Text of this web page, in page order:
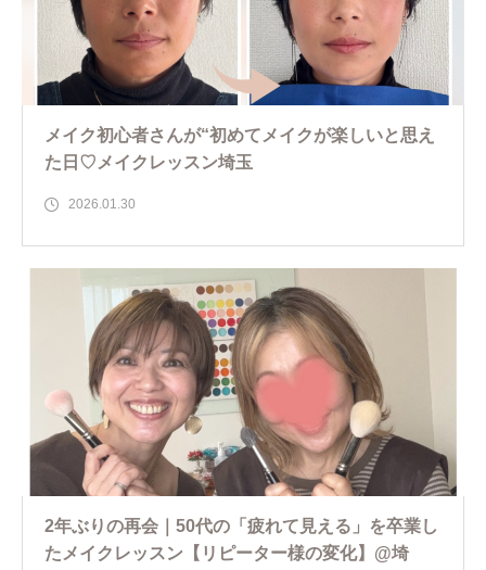
メイク初心者さんが“初めてメイクが楽しいと思え
た日♡メイクレッスン埼玉
2026.01.30
2年ぶりの再会｜50代の「疲れて見える」を卒業し
たメイクレッスン【リピーター様の変化】@埼